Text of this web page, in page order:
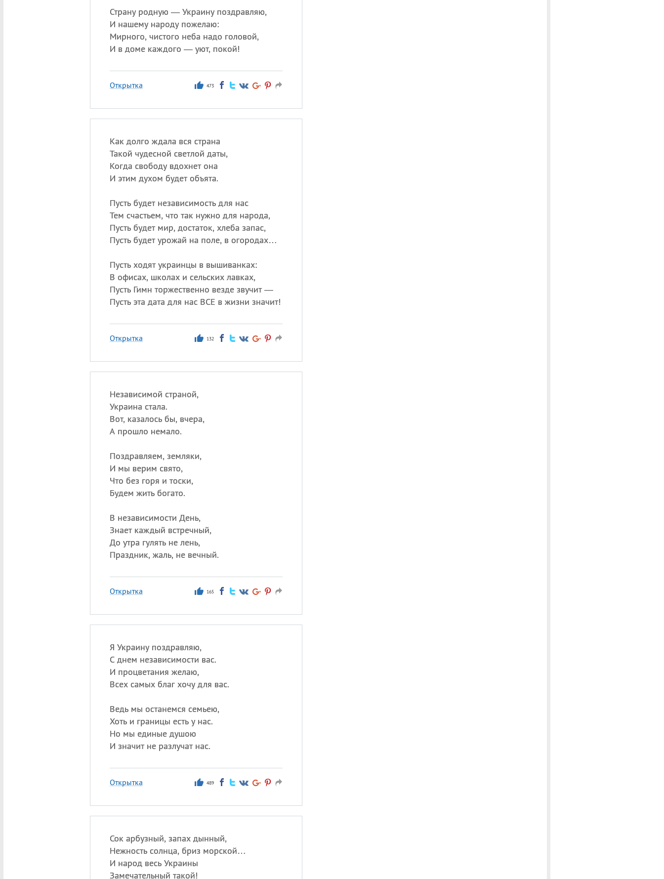
Страну родную — Украину поздравляю,
И нашему народу пожелаю:
Мирного, чистого неба надо головой,
И в доме каждого — уют, покой!
Открытка 473
Как долго ждала вся страна
Такой чудесной светлой даты,
Когда свободу вдохнет она
И этим духом будет объята.
Пусть будет независимость для нас
Тем счастьем, что так нужно для народа,
Пусть будет мир, достаток, хлеба запас,
Пусть будет урожай на поле, в огородах…
Пусть ходят украинцы в вышиванках:
В офисах, школах и сельских лавках,
Пусть Гимн торжественно везде звучит —
Пусть эта дата для нас ВСЕ в жизни значит!
Открытка 132
Независимой страной,
Украина стала.
Вот, казалось бы, вчера,
А прошло немало.
Поздравляем, земляки,
И мы верим свято,
Что без горя и тоски,
Будем жить богато.
В независимости День,
Знает каждый встречный,
До утра гулять не лень,
Праздник, жаль, не вечный.
Открытка 165
Я Украину поздравляю,
С днем независимости вас.
И процветания желаю,
Всех самых благ хочу для вас.
Ведь мы останемся семьею,
Хоть и границы есть у нас.
Но мы единые душою
И значит не разлучат нас.
Открытка 489
Сок арбузный, запах дынный,
Нежность солнца, бриз морской…
И народ весь Украины
Замечательный такой!